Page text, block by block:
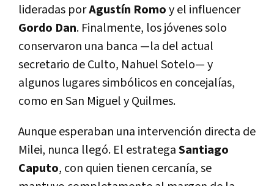
lideradas porAgustín Romoy el influencer
Gordo Dan. Finalmente, los jóvenes solo
conservaron una banca —la del actual
secretario de Culto, Nahuel Sotelo— y
algunos lugares simbólicos en concejalías,
como en San Miguel y Quilmes.
Aunque esperaban una intervención directa de
Milei, nunca llegó. El estrategaSantiago
Caputo, con quien tienen cercanía, se